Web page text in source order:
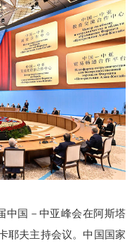
国－中亚峰会在阿斯塔
耶夫主持会议。中国国家